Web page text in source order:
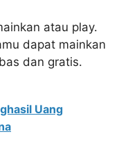
atau play.
dapat mainkan
dan gratis.
Uang